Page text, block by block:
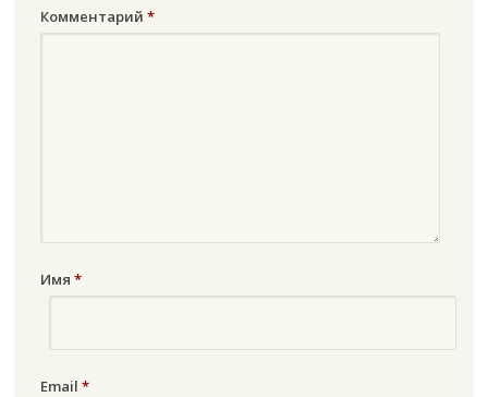
Комментарий *
Имя *
Email *